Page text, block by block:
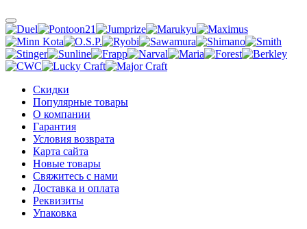
Скидки
Популярные товары
О компании
Гарантия
Условия возврата
Карта сайта
Новые товары
Свяжитесь с нами
Доставка и оплата
Реквизиты
Упаковка